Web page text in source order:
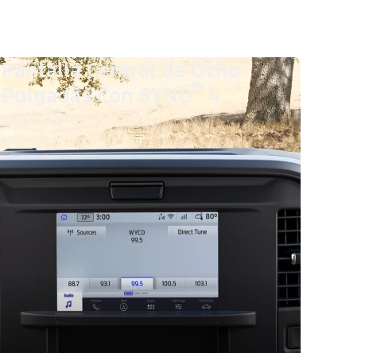
Pantalla Central de Ocho
Pulgadas Con SYNC® 4